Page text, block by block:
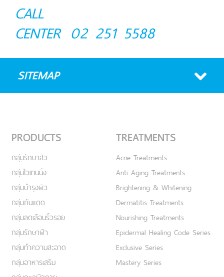
CALL
CENTER 02 251 5588
SITEMAP
PRODUCTS
กลุ่มรักษาสิว
กลุ่มไวเทนนิ่ง
กลุ่มบำรุงผิว
กลุ่มกันแดด
กลุ่มลดเลือนริ้วรอย
กลุ่มรักษาฝ้า
กลุ่มทำความสะอาด
กลุ่มอาหารเสริม
TREATMENTS
Acne Treatments
Anti Aging Treatments
Brightening & Whitening
Dermatitis Treatments
Nourishing Treatments
Epidermal Healing Code Series
Exclusive Series
Mastery Series